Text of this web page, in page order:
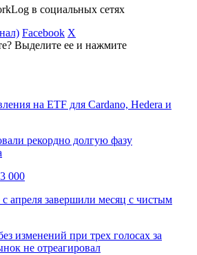
в социальных сетях
Facebook X
Выделите ее и нажмите
на ETF для Cardano, Hedera и
рекордно долгую фазу
000
апреля завершили месяц с чистым
изменений при трех голосах за
не отреагировал